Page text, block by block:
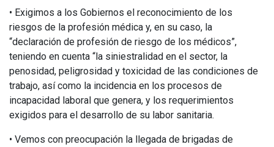
• Exigimos a los Gobiernos el reconocimiento de los
riesgos de la profesión médica y, en su caso, la
“declaración de profesión de riesgo de los médicos”,
teniendo en cuenta “la siniestralidad en el sector, la
penosidad, peligrosidad y toxicidad de las condiciones de
trabajo, así como la incidencia en los procesos de
incapacidad laboral que genera, y los requerimientos
exigidos para el desarrollo de su labor sanitaria.
• Vemos con preocupación la llegada de brigadas de